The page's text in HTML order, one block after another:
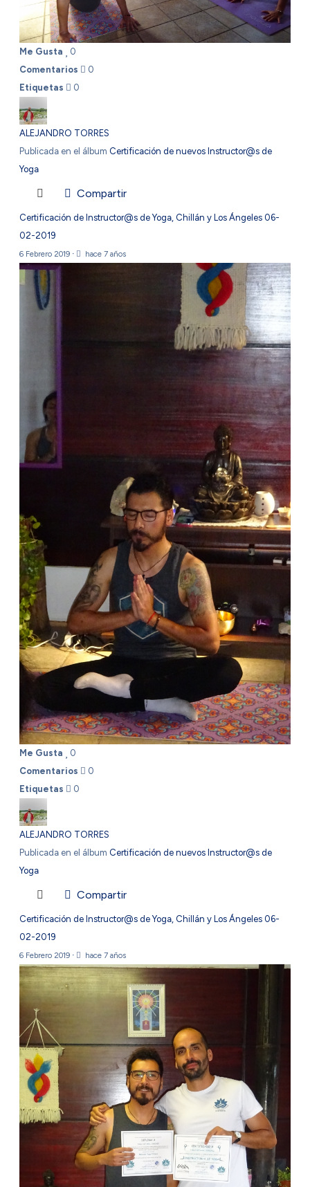
Me Gusta
0
Comentarios
0
Etiquetas
0
ALEJANDRO TORRES
Publicada en el álbum Certificación de nuevos Instructor@s de
Yoga
Compartir
Certificación de Instructor@s de Yoga, Chillán y Los Ángeles 06-
02-2019
6 Febrero 2019 · hace 7 años
Me Gusta
0
Comentarios
0
Etiquetas
0
ALEJANDRO TORRES
Publicada en el álbum Certificación de nuevos Instructor@s de
Yoga
Compartir
Certificación de Instructor@s de Yoga, Chillán y Los Ángeles 06-
02-2019
6 Febrero 2019 · hace 7 años